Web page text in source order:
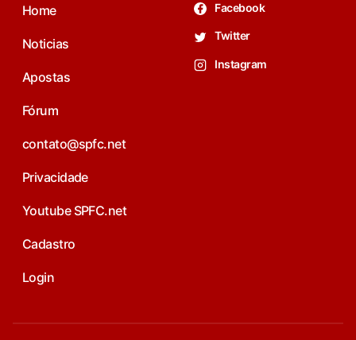
Home
Noticias
Apostas
Fórum
contato@spfc.net
Privacidade
Youtube SPFC.net
Cadastro
Login
Facebook
Twitter
Instagram